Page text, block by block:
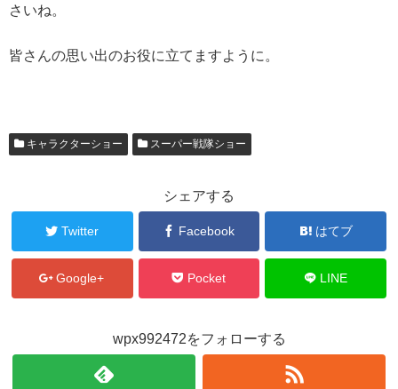
さいね。
皆さんの思い出のお役に立てますように。
キャラクターショー スーパー戦隊ショー
シェアする
Twitter Facebook はてブ
Google+ Pocket LINE
wpx992472をフォローする